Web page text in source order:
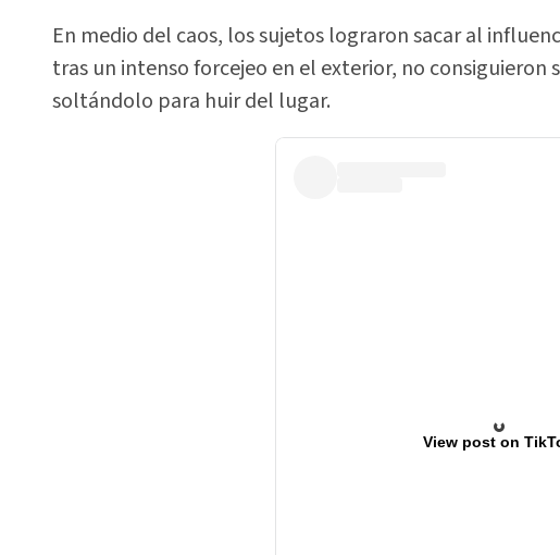
En medio del caos, los sujetos lograron sacar al
tras un intenso forcejeo en el exterior, no
soltándolo para huir del lugar.
View post on